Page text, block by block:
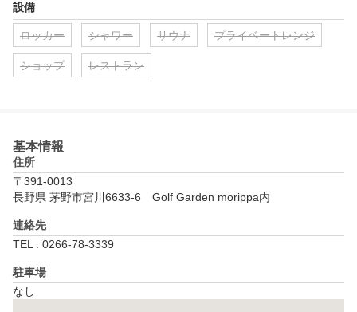
設備
ロッカー シャワー サウナ プライベートレンジ
ショップ レストラン
基本情報
住所
〒391-0013
長野県 茅野市宮川6633-6　Golf Garden morippa内
連絡先
TEL : 0266-78-3339
駐車場
なし